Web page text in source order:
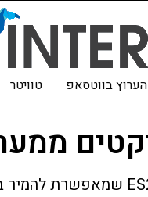
הערוץ בווטסאפ טוויטר